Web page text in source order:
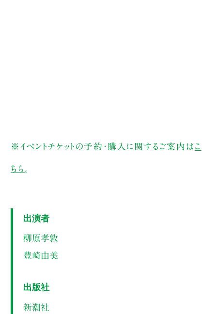
※イベントチケットの予約・購入に関するご案内は こ
ちら
出演者
柳原孝敦
豊崎由美
出版社
新潮社